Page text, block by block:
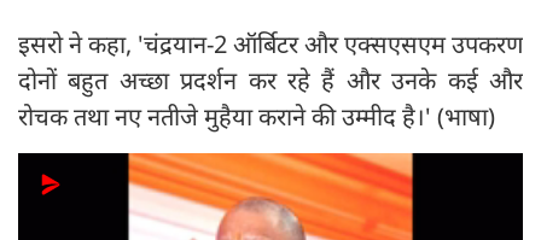
इसरो ने कहा, 'चंद्रयान-2 ऑर्बिटर और एक्सएसएम उपकरण
दोनों बहुत अच्छा प्रदर्शन कर रहे हैं और उनके कई और
रोचक तथा नए नतीजे मुहैया कराने की उम्मीद है।' (भाषा)